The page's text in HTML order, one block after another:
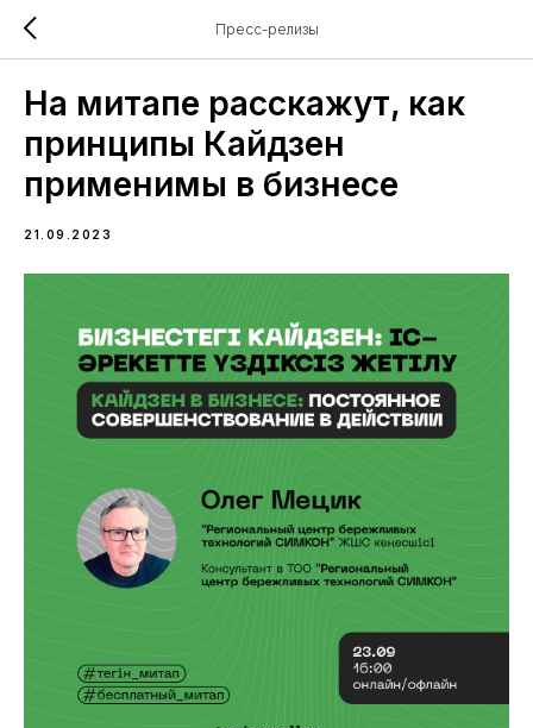
Пресс-релизы
На митапе расскажут, как
принципы Кайдзен
применимы в бизнесе
21.09.2023